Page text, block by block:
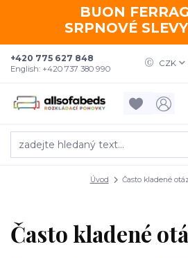
BUON
SRPNOVÉ
CZK
+420 775 627 848
English: +420 737 380 990
Úvod Často kladené
Často kladené